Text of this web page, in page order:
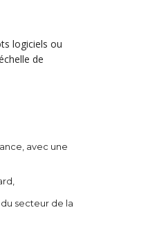
logiciels ou
de
avec une
secteur de la